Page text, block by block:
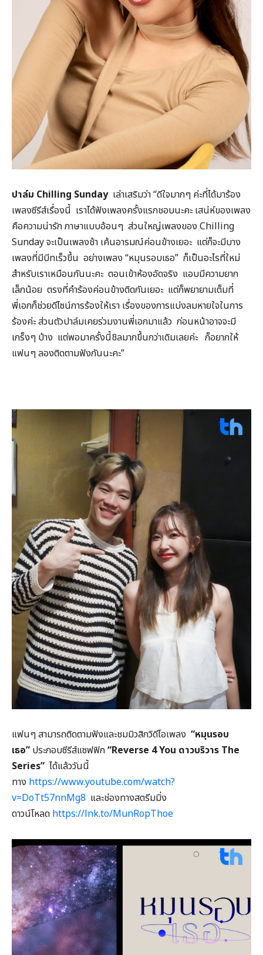
ปาล์ม Chilling Sundayเล่าเสริมว่า “ดีใจมากๆ ค่ะที่ได้มาร้อง
เพลงซีรีส์เรื่องนี้ เราได้ฟังเพลงครั้งแรกชอบนะคะ เสน่ห์ของเพลง
คือความน่ารัก ภาษาแบบอ้อนๆ ส่วนใหญ่เพลงของ Chilling
Sunday จะเป็นเพลงช้า เค้นอารมณ์ค่อนข้างเยอะ แต่ก็จะมีบาง
เพลงที่มีบีทเร็วขึ้น อย่างเพลง “หมุนรอบเธอ” ก็เป็นอะไรที่ใหม่
สำหรับเราเหมือนกันนะคะ ตอนเข้าห้องอัดจริง แอบมีความยาก
เล็กน้อย ตรงที่คำร้องค่อนข้างติดกันเยอะ แต่ก็พยายามเต็มที่
พี่เอกก็ช่วยดีไซน์การร้องให้เรา เรื่องของการแบ่งลมหายใจในการ
ร้องค่ะ ส่วนตัวปาล์มเคยร่วมงานพี่เอกมาแล้ว ก่อนหน้าอาจจะมี
เกร็งๆ บ้าง แต่พอมาครั้งนี้ชิลมากขึ้นกว่าเดิมเลยค่ะ ก็อยากให้
แฟนๆ ลองติดตามฟังกันนะคะ”
แฟนๆ สามารถติดตามฟังและชมมิวสิกวิดีโอเพลง “หมุนรอบ
เธอ” ประกอบซีรีส์แซฟฟิก“Reverse 4 You ดาวบริวาร The
Series” ได้แล้ววันนี้
ทาง https://www.youtube.com/watch?
v=DoTt57nnMg8 และช่องทางสตรีมมิ่ง
ดาวน์โหลด https://lnk.to/MunRopThoe